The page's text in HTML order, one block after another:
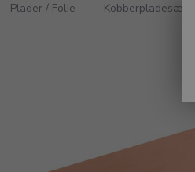
Plader / Folie Kobberpladesæt 3